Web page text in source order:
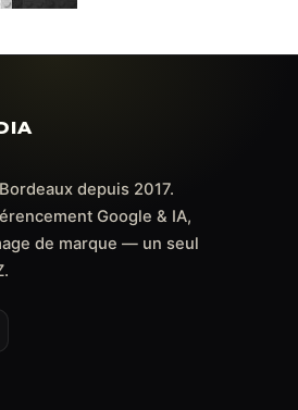
depuis 2017.
Google & IA,
de marque — un seul